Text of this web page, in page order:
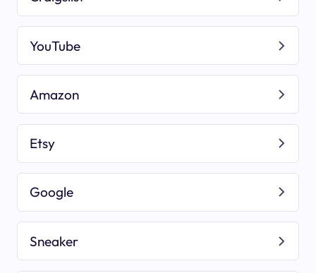
YouTube
Amazon
Etsy
Google
Sneaker